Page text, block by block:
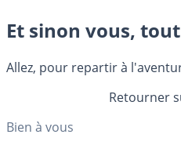
Et sinon vous,
Allez, pour repartir à
Retourner
Bien à vous